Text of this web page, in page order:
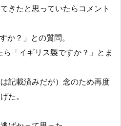
きたと思っていたらコメント
か？」との質問。
「イギリス製ですか？」とま
記載済みだが）念のため再度
た。